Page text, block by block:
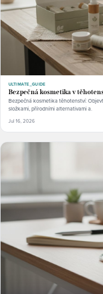
ULTIMATE_GUIDE
Bezpečná kosmetika v
Bezpečná kosmetika těhotenství:
složkami, přírodními alternativami a.
Jul 16, 2026